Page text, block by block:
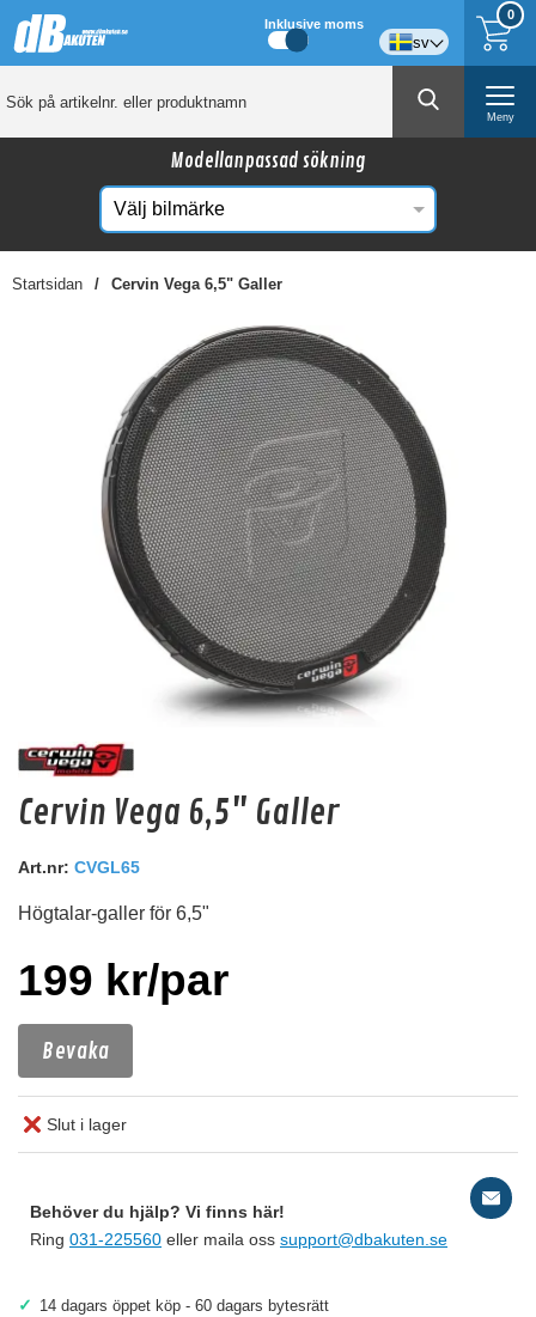
0
Inklusive moms
sv
Meny
Modellanpassad sökning
Startsidan Cervin Vega 6,5" Galler
Kanske någon av dessa produkter kan intressera
dig?
Audio System CCE 2.5 B (Svart)
Kabeländhylsa för kabelstorlek: 2,5 mm². Säljs per st!.
Snabblager 1-3 dagar
Cervin Vega 6,5" Galler
Art.nr: CVGL65
Högtalar-galler för 6,5"
199 kr/par
Bevaka
Slut i lager
Behöver du hjälp? Vi finns här!
Ring 031-225560 eller maila oss support@dbakuten.se
✓ 14 dagars öppet köp - 60 dagars bytesrätt